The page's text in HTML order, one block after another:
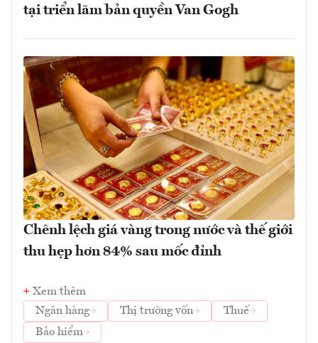
tại triển lãm bản quyền Van Gogh
Chênh lệch giá vàng trong nước và thế giới
thu hẹp hơn 84% sau mốc đỉnh
Xem thêm
Ngân hàng
Thị trường vốn
Thuế
Bảo hiểm